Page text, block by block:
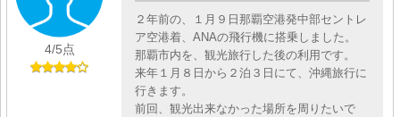
4/5点
２年前の、１月９日那覇空港発中部セントレ
ア空港着、ANAの飛行機に搭乗しました。
那覇市内を、観光旅行した後の利用です。
来年１月８日から２泊３日にて、沖縄旅行に
行きます。
前回、観光出来なかった場所を周りたいで